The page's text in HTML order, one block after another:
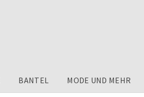
BANTEL MODE UND MEHR